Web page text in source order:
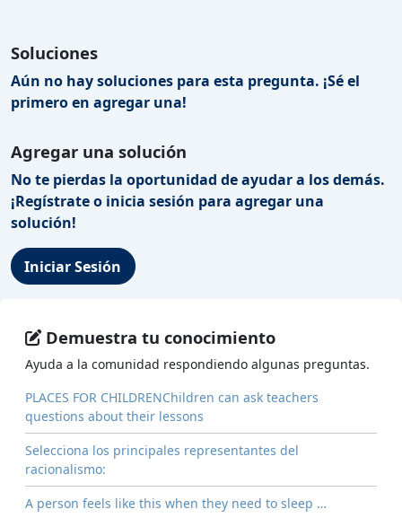
Soluciones
Aún no hay soluciones para esta pregunta. ¡Sé el
primero en agregar una!
Agregar una solución
No te pierdas la oportunidad de ayudar a los demás.
¡Regístrate o inicia sesión para agregar una
solución!
Iniciar Sesión
Demuestra tu conocimiento
Ayuda a la comunidad respondiendo algunas preguntas.
PLACES FOR CHILDRENChildren can ask teachers
questions about their lessons
Selecciona los principales representantes del
racionalismo:
A person feels like this when they need to sleep …